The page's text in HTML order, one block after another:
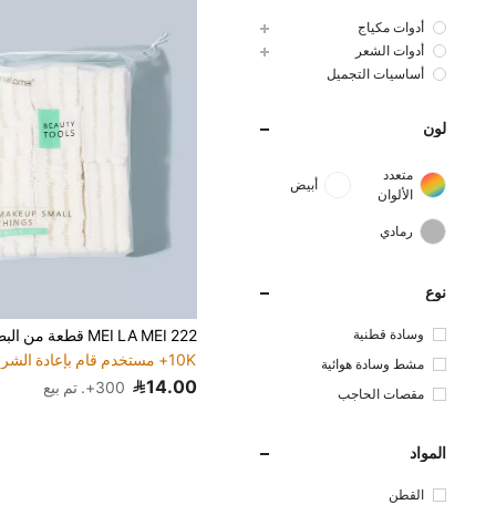
أدوات مكياج
أدوات الشعر
أساسيات التجميل
لون
متعدد
الألوان
أبيض
رمادي
نوع
وسادة قطنية
مشط وسادة هوائية
مقصات الحاجب
المواد
القطن
10K+ مستخدم قام بإعادة الشراء
4# الأفضل مبيعا في أساسيات
10K+ مستخدم قام بإعادة الشراء
4# الأفضل مبيعا في أساسيات
10K+ مستخدم قام بإعادة الشراء
4# الأفضل مبيعا
10K+ مستخدم قام بإعادة الشراء
14.00 300+. تم بيع